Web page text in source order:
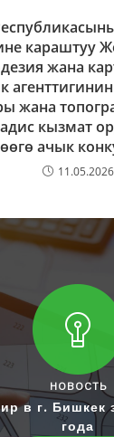
караштуу
жана
жана
кызмат
ачык
11.05.2026
НОВОСТЬ
в г. Бишкек
года